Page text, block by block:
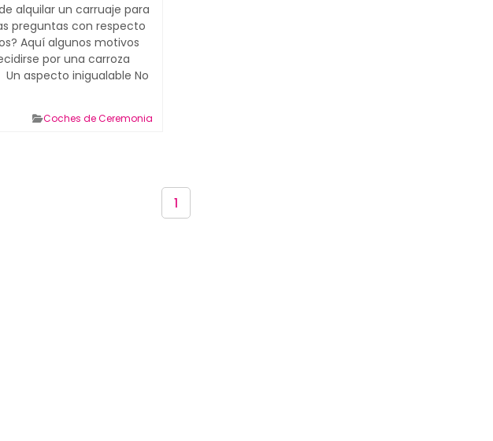
alquilar un carruaje para
preguntas con respecto
Aquí algunos motivos
por una carroza
aspecto inigualable No
Coches de Ceremonia
1